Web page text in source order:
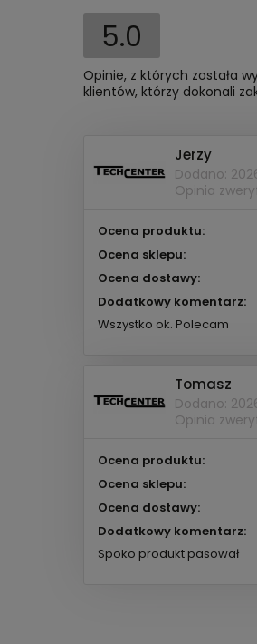
5.0
Opinie, z których została
klientów, którzy dokonali
Jerzy
Dodano:
Opinia
Ocena produktu:
Ocena sklepu:
Ocena dostawy:
Dodatkowy komentarz:
Wszystko ok. Polecam
Tomasz
Dodano:
Opinia
Ocena produktu:
Ocena sklepu:
Ocena dostawy:
Dodatkowy komentarz:
Spoko produkt pasował